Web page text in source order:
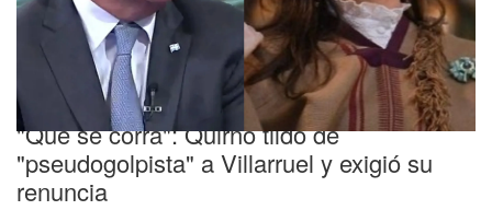
Revés en el Senado
"Que se corra": Quirno tildó de
"pseudogolpista" a Villarruel y exigió su
renuncia